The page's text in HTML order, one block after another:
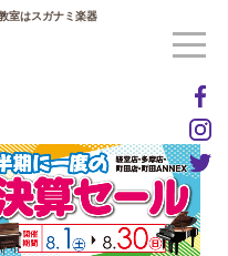
室はスガナミ楽器